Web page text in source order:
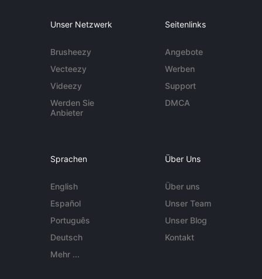
Unser Netzwerk
Brusheezy
Vecteezy
Videezy
Werden Sie
Anbieter
Seitenlinks
Angebote
Werben
Support
DMCA
Sprachen
English
Español
Português
Deutsch
Mehr ...
Über Uns
Über uns
Unser Team
Unser Blog
Kontakt